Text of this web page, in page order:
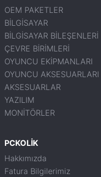
OEM PAKETLER
BİLGİSAYAR
BİLGİSAYAR BİLEŞENLERİ
ÇEVRE BİRİMLERİ
OYUNCU EKİPMANLARI
OYUNCU AKSESUARLARI
AKSESUARLAR
YAZILIM
MONİTÖRLER
PCKOLİK
Hakkımızda
Fatura Bilgilerimiz